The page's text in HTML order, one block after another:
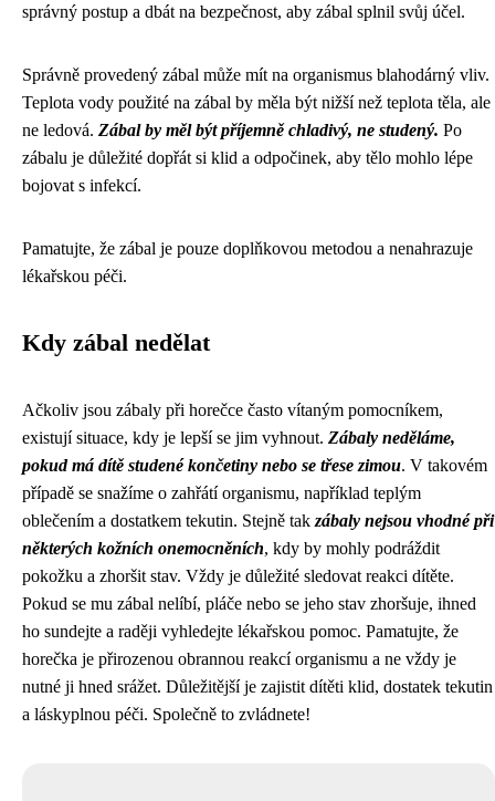
správný postup a dbát na bezpečnost, aby zábal splnil svůj účel.
Správně provedený zábal může mít na organismus blahodárný vliv.
Teplota vody použité na zábal by měla být nižší než teplota těla, ale
ne ledová. Zábal by měl být příjemně chladivý, ne studený. Po
zábalu je důležité dopřát si klid a odpočinek, aby tělo mohlo lépe
bojovat s infekcí.
Pamatujte, že zábal je pouze doplňkovou metodou a nenahrazuje
lékařskou péči.
Kdy zábal nedělat
Ačkoliv jsou zábaly při horečce často vítaným pomocníkem,
existují situace, kdy je lepší se jim vyhnout. Zábaly neděláme,
pokud má dítě studené končetiny nebo se třese zimou. V takovém
případě se snažíme o zahřátí organismu, například teplým
oblečením a dostatkem tekutin. Stejně tak zábaly nejsou vhodné při
některých kožních onemocněních, kdy by mohly podráždit
pokožku a zhoršit stav. Vždy je důležité sledovat reakci dítěte.
Pokud se mu zábal nelíbí, pláče nebo se jeho stav zhoršuje, ihned
ho sundejte a raději vyhledejte lékařskou pomoc. Pamatujte, že
horečka je přirozenou obrannou reakcí organismu a ne vždy je
nutné ji hned srážet. Důležitější je zajistit dítěti klid, dostatek tekutin
a láskyplnou péči. Společně to zvládnete!